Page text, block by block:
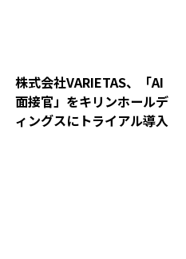
株式会社VARIETAS、「AI
面接官」をキリンホールデ
ィングスにトライアル導入